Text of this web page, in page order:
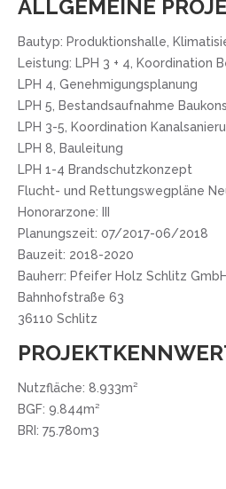
ALLGEMEINE
Bautyp: Produktionshalle,
Leistung: LPH 3 + 4, Koordination
LPH 4, Genehmigungsplanung
LPH 5, Bestandsaufnahme
LPH 3-5, Koordination
LPH 8, Bauleitung
LPH 1-4 Brandschutzkonzept
Flucht- und Rettungswegpläne
Honorarzone: III
Planungszeit: 07/2017-06/2018
Bauzeit: 2018-2020
Bauherr: Pfeifer Holz Schlitz
Bahnhofstraße 63
36110 Schlitz
Nutzfläche: 8.933m²
BGF: 9.844m²
BRI: 75.780m3